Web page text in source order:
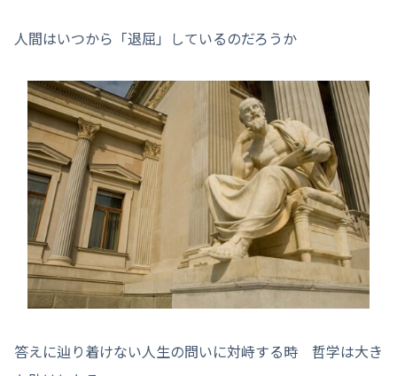
人間はいつから「退屈」しているのだろうか
答えに辿り着けない人生の問いに対峙する時 哲学は大き